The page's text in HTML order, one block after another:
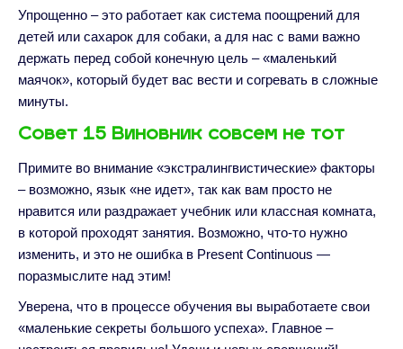
Упрощенно – это работает как система поощрений для
детей или сахарок для собаки, а для нас с вами важно
держать перед собой конечную цель – «маленький
маячок», который будет вас вести и согревать в сложные
минуты.
Совет 15 Виновник совсем не тот
Примите во внимание «экстралингвистические» факторы
– возможно, язык «не идет», так как вам просто не
нравится или раздражает учебник или классная комната,
в которой проходят занятия. Возможно, что-то нужно
изменить, и это не ошибка в Present Continuous —
поразмыслите над этим!
Уверена, что в процессе обучения вы выработаете свои
«маленькие секреты большого успеха». Главное –